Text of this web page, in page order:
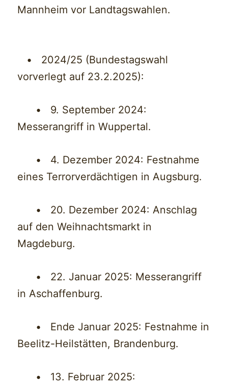
Mannheim vor Landtagswahlen.
• 2024/25 (Bundestagswahl
vorverlegt auf 23.2.2025):
• 9. September 2024:
Messerangriff in Wuppertal.
• 4. Dezember 2024: Festnahme
eines Terrorverdächtigen in Augsburg.
• 20. Dezember 2024: Anschlag
auf den Weihnachtsmarkt in
Magdeburg.
• 22. Januar 2025: Messerangriff
in Aschaffenburg.
• Ende Januar 2025: Festnahme in
Beelitz-Heilstätten, Brandenburg.
• 13. Februar 2025: